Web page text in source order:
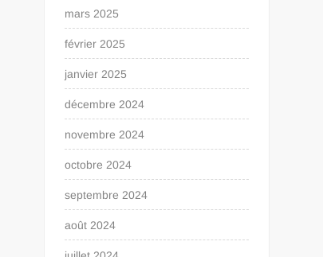
mars 2025
février 2025
janvier 2025
décembre 2024
novembre 2024
octobre 2024
septembre 2024
août 2024